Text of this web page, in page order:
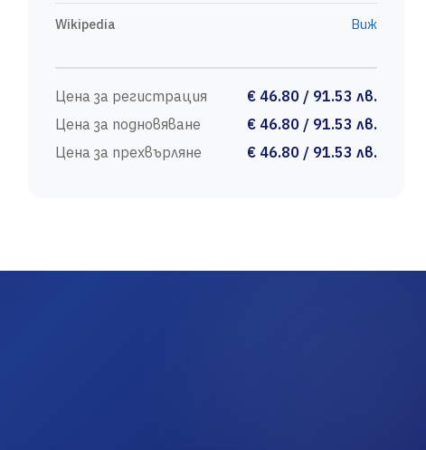
Wikipedia Виж
Цена за регистрация
€ 46.80 / 91.53 лв.
Цена за подновяване
€ 46.80 / 91.53 лв.
Цена за прехвърляне
€ 46.80 / 91.53 лв.